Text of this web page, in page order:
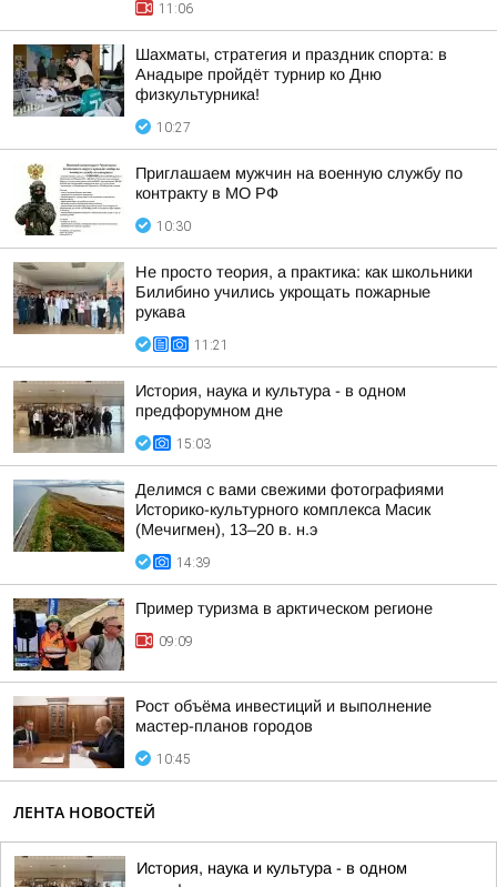
11:06
Шахматы, стратегия и праздник спорта: в
Анадыре пройдёт турнир ко Дню
физкультурника!
10:27
Приглашаем мужчин на военную службу по
контракту в МО РФ
10:30
Не просто теория, а практика: как школьники
Билибино учились укрощать пожарные
рукава
11:21
История, наука и культура - в одном
предфорумном дне
15:03
Делимся с вами свежими фотографиями
Историко-культурного комплекса Масик
(Мечигмен), 13–20 в. н.э
14:39
Пример туризма в арктическом регионе
09:09
Рост объёма инвестиций и выполнение
мастер-планов городов
10:45
ЛЕНТА НОВОСТЕЙ
История, наука и культура - в одном